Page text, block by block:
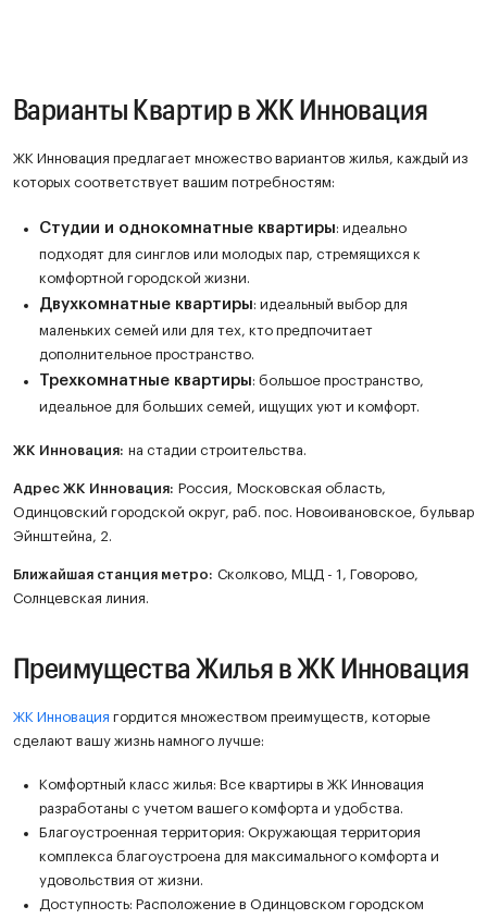
Варианты Квартир в ЖК Инновация
ЖК Инновация предлагает множество вариантов жилья, каждый из
которых соответствует вашим потребностям:
Студии и однокомнатные квартиры: идеально
подходят для синглов или молодых пар, стремящихся к
комфортной городской жизни.
Двухкомнатные квартиры: идеальный выбор для
маленьких семей или для тех, кто предпочитает
дополнительное пространство.
Трехкомнатные квартиры: большое пространство,
идеальное для больших семей, ищущих уют и комфорт.
ЖК Инновация: на стадии строительства.
Адрес ЖК Инновация: Россия, Московская область,
Одинцовский городской округ, раб. пос. Новоивановское, бульвар
Эйнштейна, 2.
Ближайшая станция метро: Сколково, МЦД - 1, Говорово,
Солнцевская линия.
Преимущества Жилья в ЖК Инновация
ЖК Инновация гордится множеством преимуществ, которые
сделают вашу жизнь намного лучше:
Комфортный класс жилья: Все квартиры в ЖК Инновация
разработаны с учетом вашего комфорта и удобства.
Благоустроенная территория: Окружающая территория
комплекса благоустроена для максимального комфорта и
удовольствия от жизни.
Доступность: Расположение в Одинцовском городском